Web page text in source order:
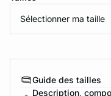
Sélectionner ma taille
Guide des tailles
Description,